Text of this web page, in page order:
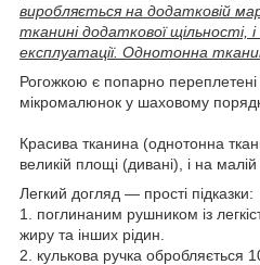
виробляється на додатковій
тканині додаткової щільності, і
експлуатації. Однотонна
Рогожкою є попарно переплетені
мікромалюнок у шаховому
Красива тканина (однотонна
великій площі (дивані), і на
Легкий догляд — прості підказки:
1. поглинаним рушником із
жиру та інших рідин.
2. кулькова ручка обробляється